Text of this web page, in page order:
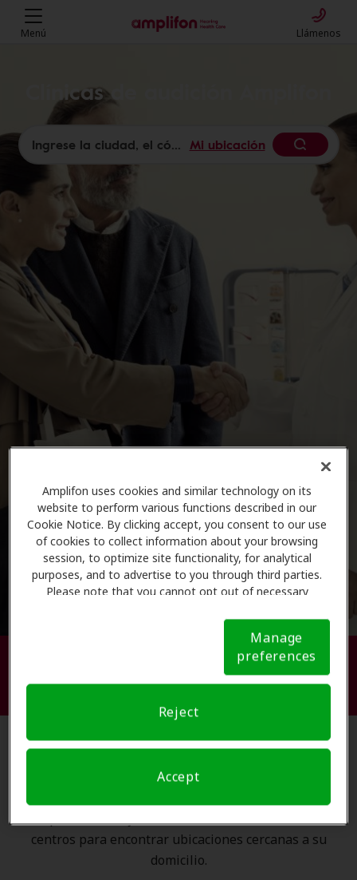
Amplifon uses cookies and similar technology on its
website to perform various functions described in our
Cookie Notice. By clicking accept, you consent to our use
of cookies to collect information about your browsing
session, to optimize site functionality, for analytical
purposes, and to advertise to you through third parties.
Please note that you cannot opt out of necessary
Notice (link here below). If you are using an opt-out
preference signal, we will honor that signal. Cookie
Manage
preferences
Reject
Accept
Menú Llámenos
Clínicas de audición Amplifon
Mi ubicación
Busque su centro de atención
auditiva.
Gracias a nuestra
, ningún proveedor de
centros para encontrar ubicaciones cercanas a su
domicilio.